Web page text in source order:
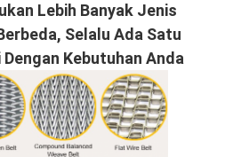
Lebih Banyak Jenis
Selalu Ada Satu
Kebutuhan Anda